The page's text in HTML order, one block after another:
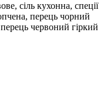
сіль кухонна, спеції
перець чорний
червоний гіркий